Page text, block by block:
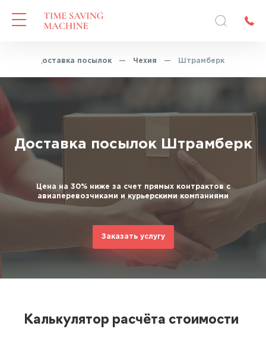
Доставка посылок — Чехия — Штрамберк
Доставка посылок Штрамберк
Цена на 30% ниже за счет прямых контрактов с
авиаперевозчиками и курьерскими компаниями
Заказать услугу
Калькулятор расчёта стоимости